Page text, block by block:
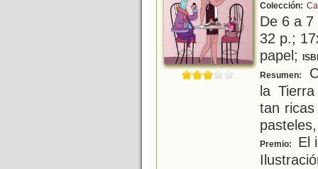
Colección:
De 6 a
32 p.;
papel;
Resumen:
la
tan
Premio:
El